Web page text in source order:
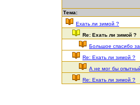
Тема:
Ехать ли зимой ?
Re: Ехать ли зимой ?
Большое спасибо за
Re: Ехать ли зимой ?
А не мог бы
Re: Ехать ли зимой ?